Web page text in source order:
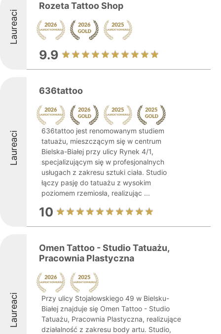
Laureaci
Rozeta Tattoo Shop
9.9
Laureaci
636tattoo
636tattoo jest renomowanym studiem
tatuażu, mieszczącym się w centrum
Bielska-Białej przy ulicy Rynek 4/1,
specjalizującym się w profesjonalnych
usługach z zakresu sztuki ciała. Studio
łączy pasję do tatuażu z wysokim
poziomem rzemiosła, realizując ...
10
Laureaci
Omen Tattoo - Studio Tatuażu,
Pracownia Plastyczna
Przy ulicy Stojałowskiego 49 w Bielsku-
Białej znajduje się Omen Tattoo - Studio
Tatuażu, Pracownia Plastyczna, realizujące
działalność z zakresu body artu. Studio,